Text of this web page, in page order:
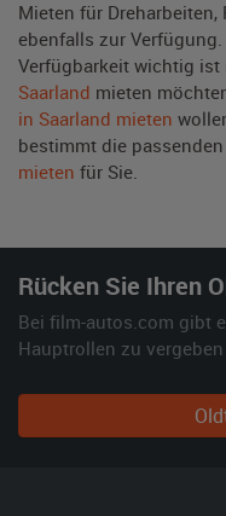
Mieten für
ebenfalls zur
Verfügbarkeit wichtig ist
Saarland mieten
in Saarland mieten
bestimmt die
mieten für Sie.
Rücken Sie Ihren
Bei film-autos.com gibt
Hauptrollen zu